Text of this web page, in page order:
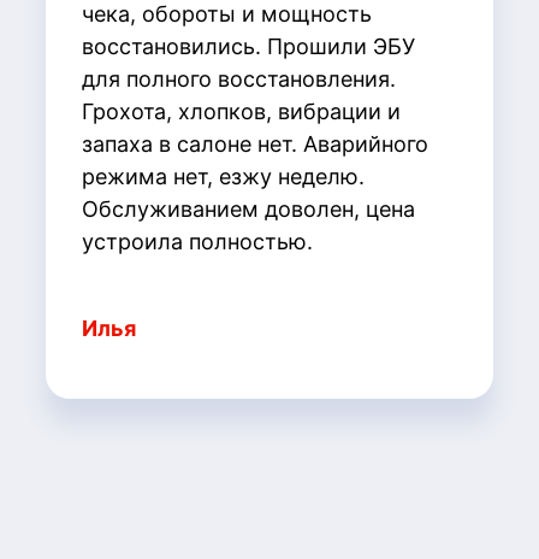
чека, обороты и мощность
восстановились. Прошили ЭБУ
для полного восстановления.
Грохота, хлопков, вибрации и
запаха в салоне нет. Аварийного
режима нет, езжу неделю.
Обслуживанием доволен, цена
устроила полностью.
Илья